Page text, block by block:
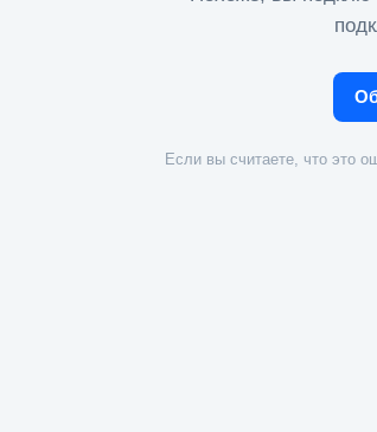
Если вы считаете, что это